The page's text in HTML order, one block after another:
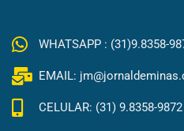
WHATSAPP : (31)9.8358-
EMAIL:
CELULAR: (31) 9.8358-9872